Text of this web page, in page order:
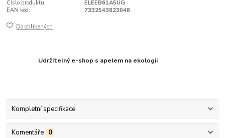
Číslo produktu:
ELEEB61A5UG
EAN kód:
7332543823048
Do oblíbených
Udržitelný e-shop s apelem na ekologii
Kompletní specifikace
Komentáře 0